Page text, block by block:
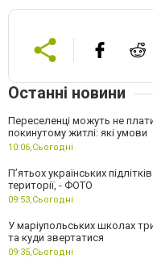
Останні новини
Переселенці можуть не
покинутому житлі: які умови
10:06,Сьогодні
П’ятьох українських
території, - ФОТО
09:53,Сьогодні
У маріупольських школах
та куди звертатися
09:35,Сьогодні